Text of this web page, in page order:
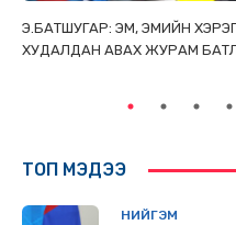
Э.БАТШУГАР: ЭМ, ЭМИЙН
ХУДАЛДАН АВАХ ЖУРАМ
ТОП МЭДЭЭ
НИЙГЭМ